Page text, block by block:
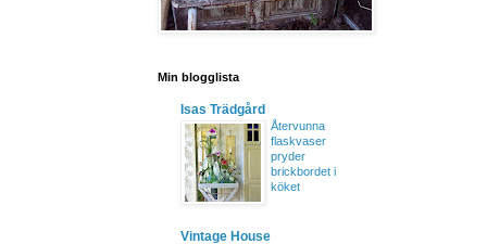
Min blogglista
Isas Trädgård
Återvunna
flaskvaser
pryder
brickbordet i
köket
Vintage House